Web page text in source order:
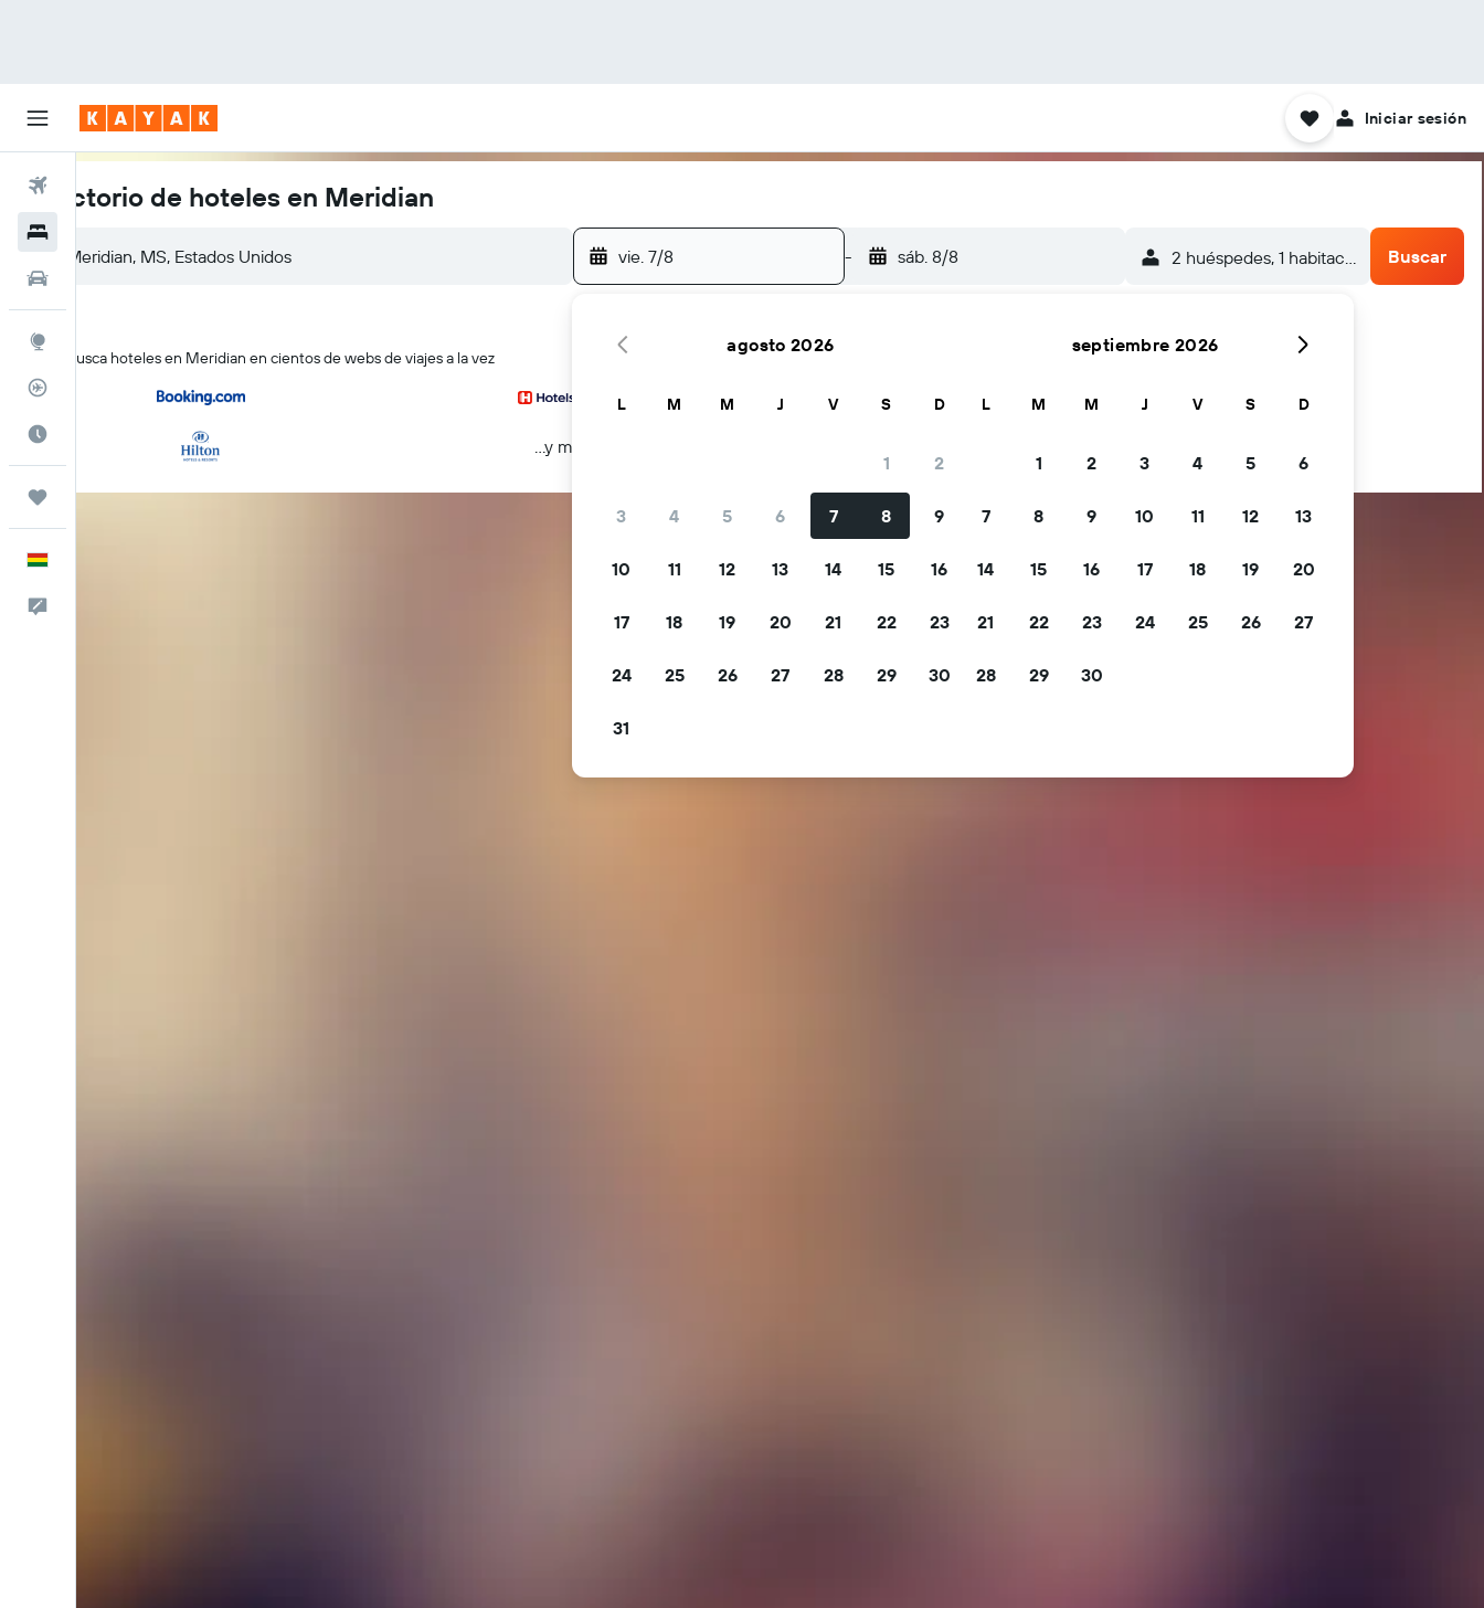
Iniciar sesión
Vuelos
Trips
Directorio de hoteles en Meridian
Meridian, MS, Estados Unidos vie. 7/8 - sáb. 8/8 2 huéspedes, 1 habitación Buscar
KAYAK busca hoteles en Meridian en cientos de webs de viajes a la vez
...y más
agosto 2026
L M M J V S D
1 2
3 4 5 6 7 8 9
10 11 12 13 14 15 16
17 18 19 20 21 22 23
24 25 26 27 28 29 30
31
septiembre 2026
L M M J V S D
1 2 3 4 5 6
7 8 9 10 11 12 13
14 15 16 17 18 19 20
21 22 23 24 25 26 27
28 29 30